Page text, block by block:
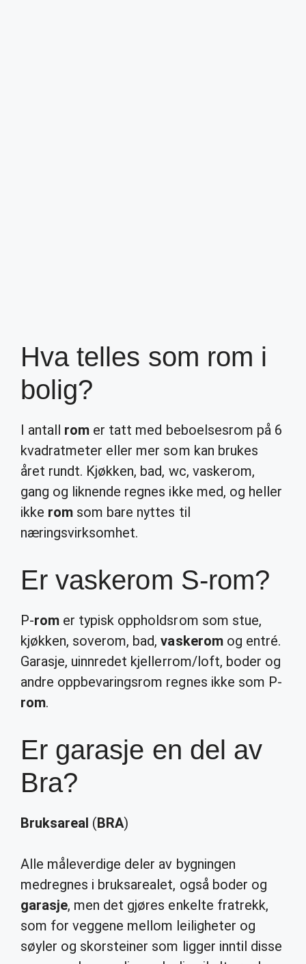
Hva telles som rom i
bolig?
I antall rom er tatt med beboelsesrom på 6
kvadratmeter eller mer som kan brukes
året rundt. Kjøkken, bad, wc, vaskerom,
gang og liknende regnes ikke med, og heller
ikke rom som bare nyttes til
næringsvirksomhet.
Er vaskerom S-rom?
P-rom er typisk oppholdsrom som stue,
kjøkken, soverom, bad,vaskeromog entré.
Garasje, uinnredet kjellerrom/loft, boder og
andre oppbevaringsrom regnes ikke som P-
rom.
Er garasje en del av
Bra?
Bruksareal (BRA)
Alle måleverdige deler av bygningen
medregnes i bruksarealet, også boder og
garasje, men det gjøres enkelte fratrekk,
som for veggene mellom leiligheter og
søyler og skorsteiner som ligger inntil disse